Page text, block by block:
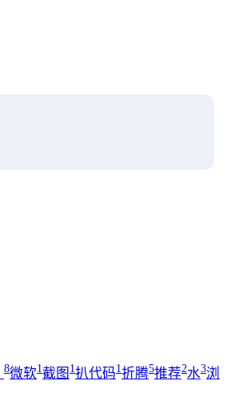
8微软1截图 1扒代码1折腾5推荐2水3浏